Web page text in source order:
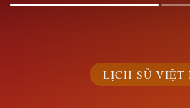
LỊCH SỬ VIỆT